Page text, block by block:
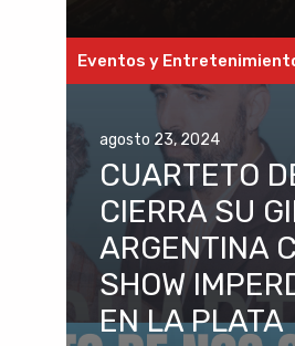
Eventos y
agosto 23, 2024
CUARTETO
CIERRA SU
ARGENTINA
SHOW
EN LA PLATA